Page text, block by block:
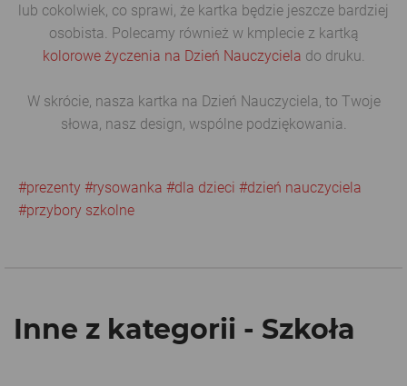
lub cokolwiek, co sprawi, że kartka będzie jeszcze bardziej
osobista. Polecamy również w kmplecie z kartką
kolorowe życzenia na Dzień Nauczyciela do druku.
W skrócie, nasza kartka na Dzień Nauczyciela, to Twoje
słowa, nasz design, wspólne podziękowania.
#prezenty #rysowanka #dla dzieci #dzień nauczyciela
#przybory szkolne
Inne z kategorii - Szkoła